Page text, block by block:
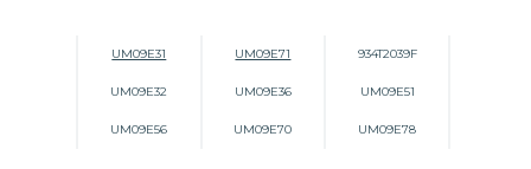
UM09E31 UM09E71 934T2039F
UM09E32 UM09E36 UM09E51
UM09E56 UM09E70 UM09E78